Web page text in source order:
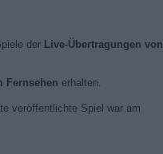
der Live-Übertragungen von
Fernsehen erhalten.
veröffentlichte Spiel war am